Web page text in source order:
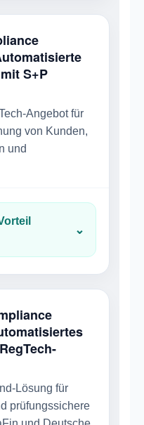
S+P
Angebot für
von Kunden,
und
⌄
Lösung für
prüfungssichere